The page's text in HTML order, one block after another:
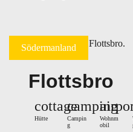
Södermanland
Flottsbro
cottage
Hütte
camping
Campin
g
Wohnm
obil